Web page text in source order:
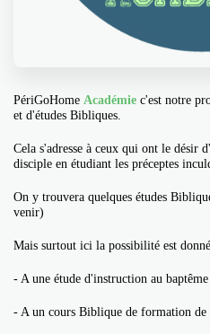
PériGoHome Académie c'est notre
et d'études Bibliques.
Cela s'adresse à ceux qui ont le
disciple en étudiant les préceptes
On y trouvera quelques études
venir)
Mais surtout ici la possibilité est
- A une étude d'instruction au baptême
- A un cours Biblique de formation de